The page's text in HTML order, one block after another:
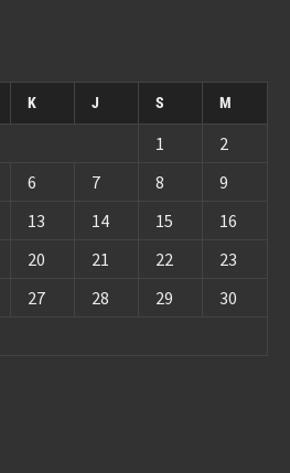
K J S M
1
2
6 7 8
9
13 14 15
16
20 21 22
23
27 28 29
30